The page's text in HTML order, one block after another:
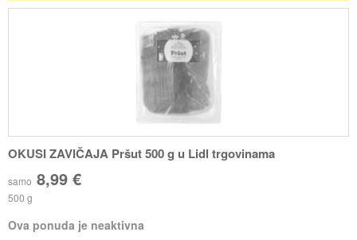
OKUSI ZAVIČAJA Pršut 500 g u Lidl trgovinama
samo 8,99 €
500 g
Ova ponuda je neaktivna